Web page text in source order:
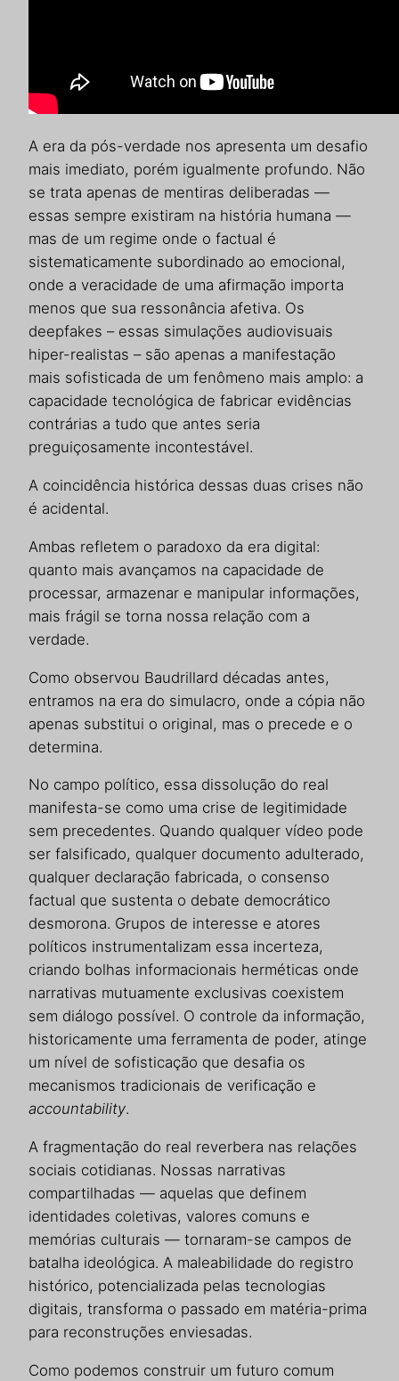
A era da pós-verdade nos apresenta um desafio
mais imediato, porém igualmente profundo. Não
se trata apenas de mentiras deliberadas —
essas sempre existiram na história humana —
mas de um regime onde o factual é
sistematicamente subordinado ao emocional,
onde a veracidade de uma afirmação importa
menos que sua ressonância afetiva. Os
deepfakes – essas simulações audiovisuais
hiper-realistas – são apenas a manifestação
mais sofisticada de um fenômeno mais amplo: a
capacidade tecnológica de fabricar evidências
contrárias a tudo que antes seria
preguiçosamente incontestável.
A coincidência histórica dessas duas crises não
é acidental.
Ambas refletem o paradoxo da era digital:
quanto mais avançamos na capacidade de
processar, armazenar e manipular informações,
mais frágil se torna nossa relação com a
verdade.
Como observou Baudrillard décadas antes,
entramos na era do simulacro, onde a cópia não
apenas substitui o original, mas o precede e o
determina.
No campo político, essa dissolução do real
manifesta-se como uma crise de legitimidade
sem precedentes. Quando qualquer vídeo pode
ser falsificado, qualquer documento adulterado,
qualquer declaração fabricada, o consenso
factual que sustenta o debate democrático
desmorona. Grupos de interesse e atores
políticos instrumentalizam essa incerteza,
criando bolhas informacionais herméticas onde
narrativas mutuamente exclusivas coexistem
sem diálogo possível. O controle da informação,
historicamente uma ferramenta de poder, atinge
um nível de sofisticação que desafia os
mecanismos tradicionais de verificação e
accountability.
A fragmentação do real reverbera nas relações
sociais cotidianas. Nossas narrativas
compartilhadas — aquelas que definem
identidades coletivas, valores comuns e
memórias culturais — tornaram-se campos de
batalha ideológica. A maleabilidade do registro
histórico, potencializada pelas tecnologias
digitais, transforma o passado em matéria-prima
para reconstruções enviesadas.
Como podemos construir um futuro comum